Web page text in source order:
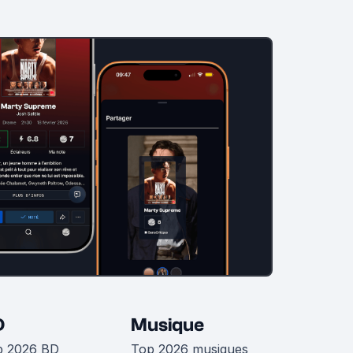
2026 BD
Musique
Top 2026 musiques